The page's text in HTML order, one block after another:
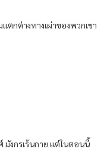
ตกต่างทางเผ่าของพวกเขา
งกรเร้นกาย แต่ในตอนนี้